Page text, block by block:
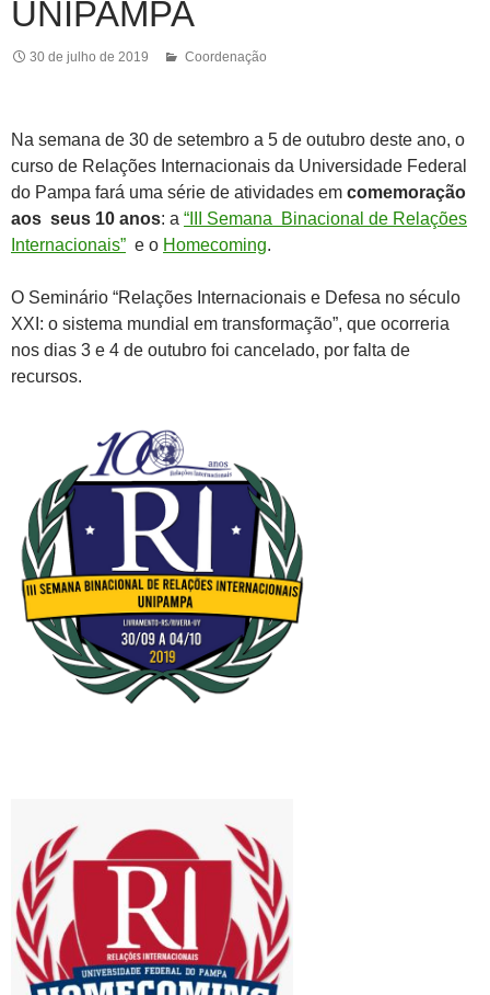
UNIPAMPA
30 de julho de 2019 Coordenação
Na semana de 30 de setembro a 5 de outubro deste ano, o
curso de Relações Internacionais da Universidade Federal
do Pampa fará uma série de atividades em comemoração
aos seus 10 anos: a “III Semana Binacional de Relações
Internacionais” e o Homecoming.
O Seminário “Relações Internacionais e Defesa no século
XXI: o sistema mundial em transformação”, que ocorreria
nos dias 3 e 4 de outubro foi cancelado, por falta de
recursos.